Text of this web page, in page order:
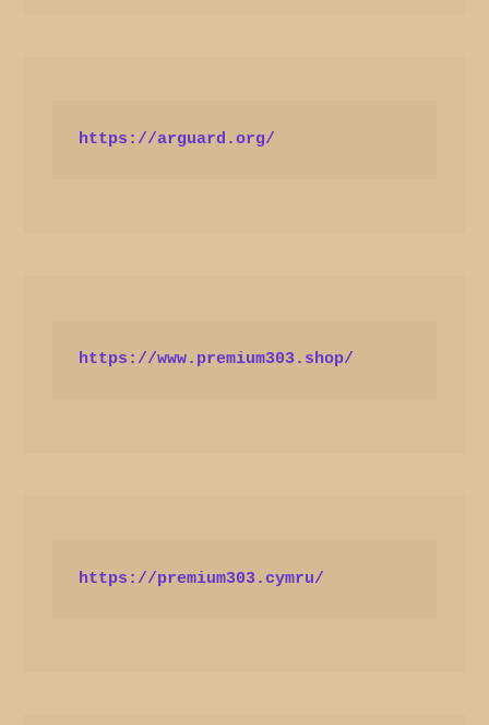
https://arguard.org/
https://www.premium303.shop/
https://premium303.cymru/